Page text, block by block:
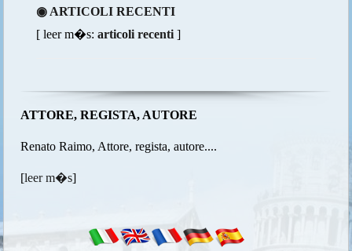
◉ ARTICOLI RECENTI
[ leer m�s:articoli recenti ]
ATTORE, REGISTA, AUTORE
Renato Raimo, Attore, regista, autore....
[leer m�s]